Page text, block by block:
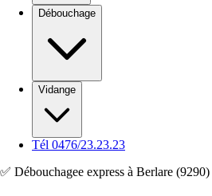
Débouchage
Vidange
Tél 0476/23.23.23
✅ Débouchagee express à Berlare (9290)